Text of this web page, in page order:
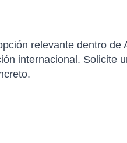
relevante dentro
internacional. Solicite